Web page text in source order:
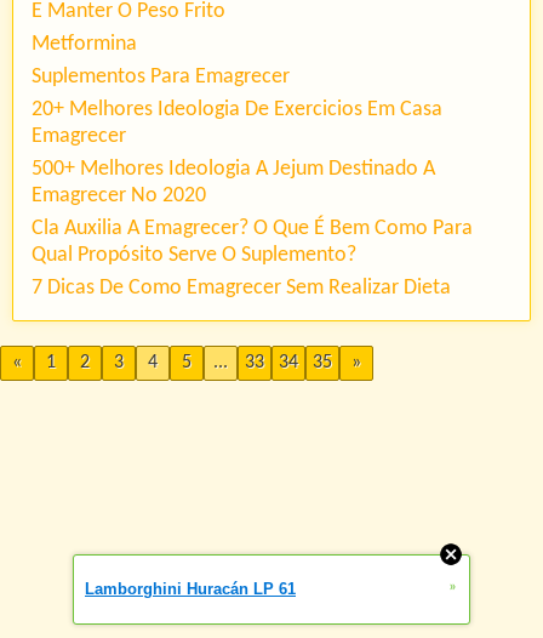
E Manter O Peso Frito
Metformina
Suplementos Para Emagrecer
20+ Melhores Ideologia De Exercicios Em Casa
Emagrecer
500+ Melhores Ideologia A Jejum Destinado A
Emagrecer No 2020
Cla Auxilia A Emagrecer? O Que É Bem Como Para
Qual Propósito Serve O Suplemento?
7 Dicas De Como Emagrecer Sem Realizar Dieta
« 1 2 3 4 5 ... 33 34 35 »
Lamborghini Huracán LP 61 »